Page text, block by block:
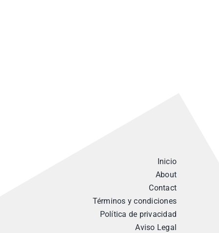
Inicio
About
Contact
Términos y condiciones
Política de privacidad
Aviso Legal